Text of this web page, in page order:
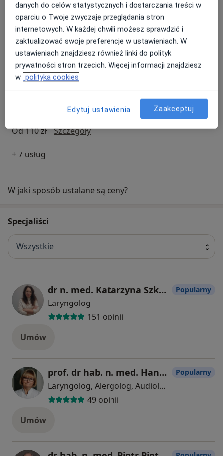
Umów
Konsultacja logopedyczna
170 zł
Szczegółykonsultacja logopedyczna
Umów
Od 110 zł
Szczegółybadanie słuchu
+ 7 usług
W jaki sposób ustalane są ceny?
Specjaliści
Wszystkie
dr n. med. Katarzyna Szkutnik
Laryngolog
151 opinii
Popularny
Umów
prof. dr hab. n. med. Hanna Zielińska-Bliźniewska
Laryngolog, Alergolog, Audiolog, foniatra
49 opinii
Popularny
Umów
danych do celów statystycznych i dostarczania treści w
oparciu o Twoje zwyczaje przeglądania stron
internetowych. W każdej chwili możesz sprawdzić i
zaktualizować swoje preferencje w ustawieniach. W
ustawieniach znajdziesz również linki do polityk
prywatności stron trzecich. Więcej informacji znajdziesz
w polityka cookies
Edytuj ustawienia Zaakceptuj